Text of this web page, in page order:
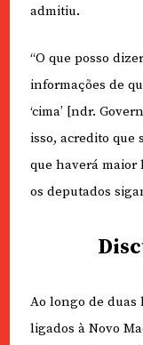
admitiu.
“O que posso
informações de
‘cima’ [ndr.
isso, acredito que
que haverá maior
os deputados
Ao longo de duas
ligados à Novo